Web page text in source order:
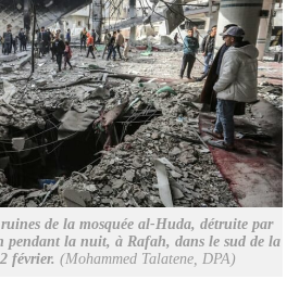
de la mosquée al-Huda, détruite par
pendant la nuit, à Rafah, dans le sud de la
février. (Mohammed Talatene, DPA)